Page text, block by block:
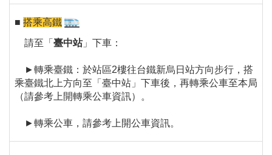
■ 搭乘高鐵
請至「 臺中站」下車：
►轉乘臺鐵：於站區2樓往台鐵新烏日站方向步行，搭
乘臺鐵北上方向至「臺中站」下車後，再轉乘公車至本局
（請參考上開轉乘公車資訊）。
►轉乘公車，請參考上開公車資訊。